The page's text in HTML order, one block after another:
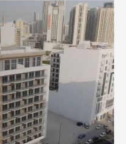
Строительство